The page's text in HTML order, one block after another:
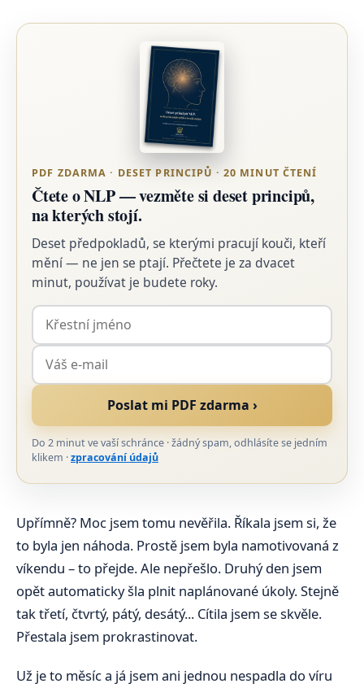
PDF ZDARMA · DESET PRINCIPŮ · 20 MINUT ČTENÍ
Čtete o NLP — vezměte si deset principů,
na kterých stojí.
Deset předpokladů, se kterými pracují kouči, kteří
mění — ne jen se ptají. Přečtete je za dvacet
minut, používat je budete roky.
Poslat mi PDF zdarma ›
Do 2 minut ve vaší schránce · žádný spam, odhlásíte se jedním
klikem ·zpracování údajů
Upřímně? Moc jsem tomu nevěřila. Říkala jsem si, že
to byla jen náhoda. Prostě jsem byla namotivovaná z
víkendu – to přejde. Ale nepřešlo. Druhý den jsem
opět automaticky šla plnit naplánované úkoly. Stejně
tak třetí, čtvrtý, pátý, desátý... Cítila jsem se skvěle.
Přestala jsem prokrastinovat.
Už je to měsíc a já jsem ani jednou nespadla do víru